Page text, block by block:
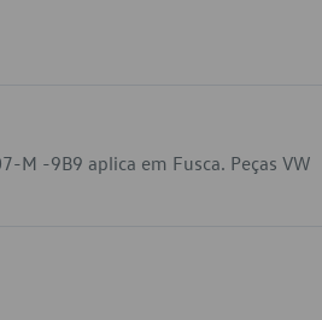
M -9B9 aplica em Fusca. Peças VW